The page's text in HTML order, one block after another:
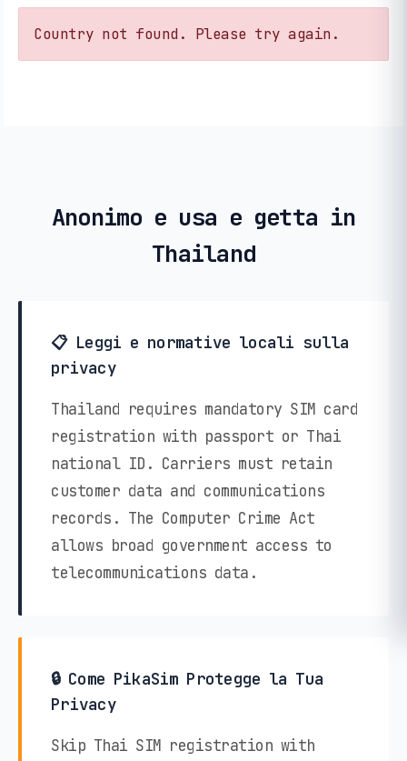
Country not found. Please try again.
Anonimo e usa e getta in
Thailand
📋 Leggi e normative locali sulla
privacy
Thailand requires mandatory SIM card
registration with passport or Thai
national ID. Carriers must retain
customer data and communications
records. The Computer Crime Act
allows broad government access to
telecommunications data.
🔒 Come PikaSim Protegge la Tua
Privacy
Skip Thai SIM registration with